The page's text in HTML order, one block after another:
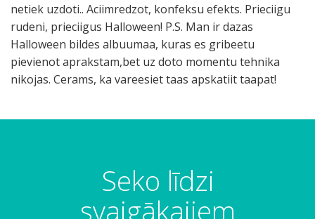
netiek uzdoti.. Aciimredzot, konfeksu efekts. Prieciigu
rudeni, prieciigus Halloween! P.S. Man ir dazas
Halloween bildes albuumaa, kuras es gribeetu
pievienot aprakstam,bet uz doto momentu tehnika
nikojas. Cerams, ka vareesiet taas apskatiit taapat!
Seko līdzi
svaigākajiem